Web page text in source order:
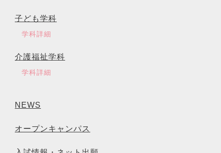
子ども学科
学科詳細
介護福祉学科
学科詳細
NEWS
オープンキャンパス